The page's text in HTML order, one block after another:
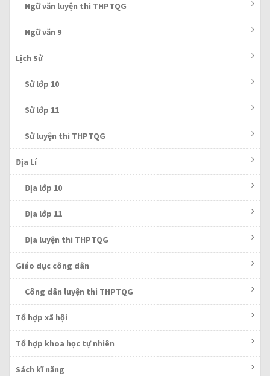
Ngữ văn luyện thi THPTQG
Ngữ văn 9
Lịch Sử
Sử lớp 10
Sử lớp 11
Sử luyện thi THPTQG
Địa Lí
Địa lớp 10
Địa lớp 11
Địa luyện thi THPTQG
Giáo dục công dân
Công dân luyện thi THPTQG
Tổ hợp xã hội
Tổ hợp khoa học tự nhiên
Sách kĩ năng